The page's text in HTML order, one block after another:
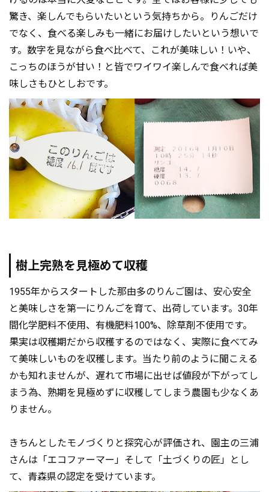
驚き、楽しんでもらいたいという気持ちから。りんごだけ
でなく、食べる楽しみも一緒にお届けしたいという想いで
す。数字を見ながら食べ比べて、これが美味しい！いや、
こっちのほうが甘い！と皆でワイワイ楽しんで食べれば美
味しさもひとしおです。
樹上完熟を見極めて収穫
1955年からスタートした那由多のりんご園は、安心安全
と美味しさを第一にりんごを育て、出荷しています。30年
間化学肥料不使用、有機肥料100%、除草剤不使用です。
果実は収穫期だから収穫するのではなく、実際に食べてみ
て美味しいものを収穫します。当たり前のように聞こえる
かも知れませんが、遅れて市場に出せば値段が下がってし
まう為、熟期を見極めずに収穫してしまう農園も少なくあ
りません。
きちんとしたモノづくりと探究心が評価され、園主の三浦
さんは「エコファーマー」そして「土づくりの匠」とし
て、青森県の認定を受けています。